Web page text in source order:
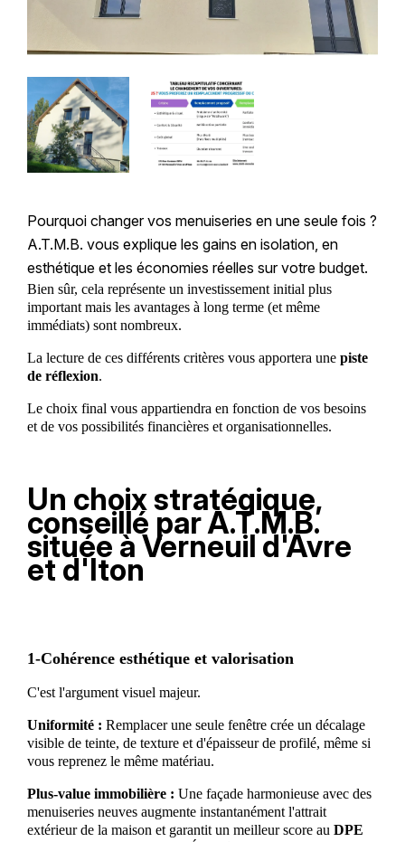
Pourquoi changer vos menuiseries en une seule fois ?
A.T.M.B. vous explique les gains en isolation, en
esthétique et les économies réelles sur votre budget.
Bien sûr, cela représente un investissement initial plus
important mais les avantages à long terme (et même
immédiats) sont nombreux.
La lecture de ces différents critères vous apportera une piste
de réflexion.
Le choix final vous appartiendra en fonction de vos besoins
et de vos possibilités financières et organisationnelles.
Un choix stratégique,
conseillé par A.T.M.B.
située à Verneuil d'Avre
et d'Iton
1-Cohérence esthétique et valorisation
C'est l'argument visuel majeur.
Uniformité : Remplacer une seule fenêtre crée un décalage
visible de teinte, de texture et d'épaisseur de profilé, même si
vous reprenez le même matériau.
Plus-value immobilière : Une façade harmonieuse avec des
menuiseries neuves augmente instantanément l'attrait
extérieur de la maison et garantit un meilleur score au DPE